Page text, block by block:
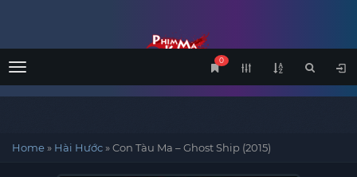
Menu
0
Home» Hài Hước»Con Tàu Ma – Ghost Ship (2015)